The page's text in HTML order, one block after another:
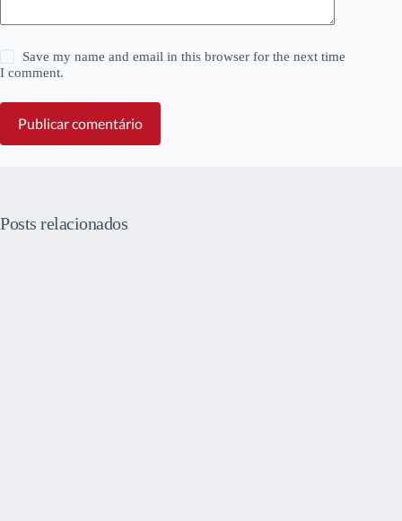
Save my name and email in this browser for the next time
I comment.
Publicar comentário
Posts relacionados